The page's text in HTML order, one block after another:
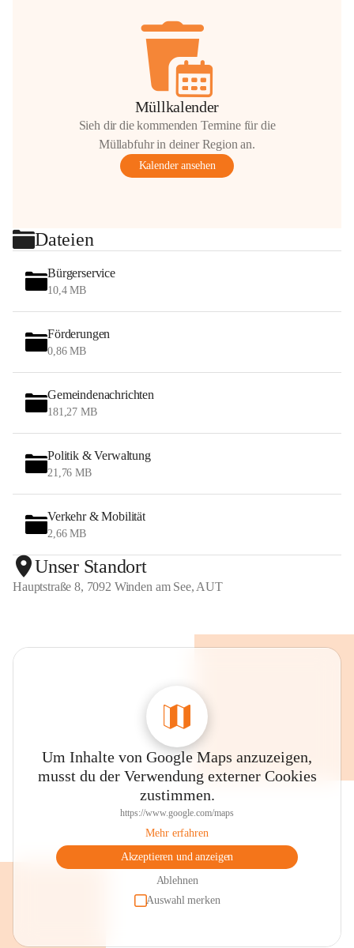
Müllkalender
Sieh dir die kommenden Termine für die
Müllabfuhr in deiner Region an.
Kalender ansehen
Dateien
Bürgerservice
10,4 MB
Förderungen
0,86 MB
Gemeindenachrichten
181,27 MB
Politik & Verwaltung
21,76 MB
Verkehr & Mobilität
2,66 MB
Unser Standort
Hauptstraße 8, 7092 Winden am See, AUT
Um Inhalte von Google Maps anzuzeigen,
musst du der Verwendung externer Cookies
zustimmen.
https://www.google.com/maps
Mehr erfahren
Akzeptieren und anzeigen
Ablehnen
Auswahl merken